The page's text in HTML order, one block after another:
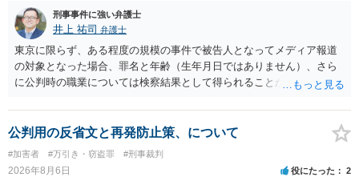
刑事事件に強い弁護士
井上 祐司 弁護士
東京に限らず、ある程度の規模の事件で被告人となってメディア報道
の対象となった場合、罪名と年齢（生年月日ではありません）、さら
に公判時の職業については検察結果として得られることが通常です。
公判用の反省文と再発防止策、について
#加害者 #万引き・窃盗罪 #刑事裁判
2026年8月6日 役にたった 2